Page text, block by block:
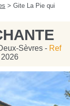
> Gite La Pie qui
Sèvres - Ref